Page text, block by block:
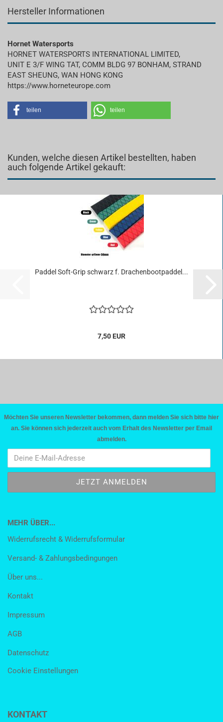
Hersteller Informationen
Hornet Watersports
HORNET WATERSPORTS INTERNATIONAL LIMITED,
UNIT E 3/F WING TAT, COMM BLDG 97 BONHAM, STRAND
EAST SHEUNG, WAN HONG KONG
https://www.horneteurope.com
teilen teilen
Kunden, welche diesen Artikel bestellten, haben
auch folgende Artikel gekauft:
Pad­del Soft-​Grip schwarz f. Dra­chen­boot­pad­del...
7,50 EUR
Möchten Sie unseren Newsletter bekommen, dann melden Sie sich bitte hier
an. Sie können sich jederzeit auch vom Erhalt des Newsletter per Email
abmelden.
MEHR ÜBER...
Widerrufsrecht & Widerrufsformular
Versand- & Zahlungsbedingungen
Über uns...
Kontakt
Impressum
AGB
Datenschutz
Cookie Einstellungen
KONTAKT